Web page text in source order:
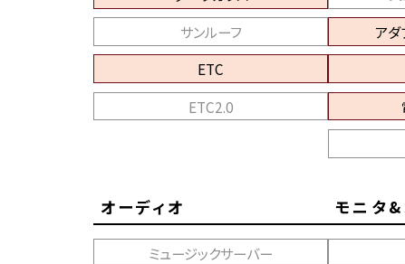
サンルーフ
ETC
ETC2.0
アダ
オーディオ
ミュージックサーバー
モニタ&